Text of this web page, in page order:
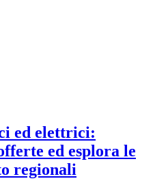
ed elettrici:
ed esplora le
regionali